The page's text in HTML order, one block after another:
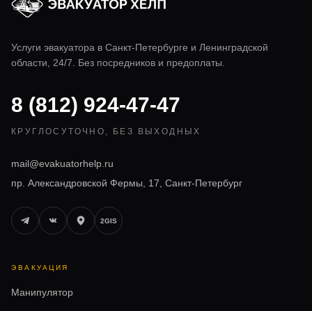
Услуги эвакуатора в Санкт-Петербурге и Ленинградской
области, 24/7. Без посредников и предоплаты.
8 (812) 924-47-47
КРУГЛОСУТОЧНО, БЕЗ ВЫХОДНЫХ
mail@evakuatorhelp.ru
пр. Александровской Фермы, 17, Санкт-Петербург
2GIS
ЭВАКУАЦИЯ
Манипулятор